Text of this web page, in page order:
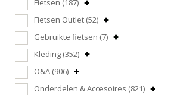
Fietsen (187)
Fietsen Outlet (52)
Gebruikte fietsen (7)
Kleding (352)
O&A (906)
Onderdelen & Accesoires (821)